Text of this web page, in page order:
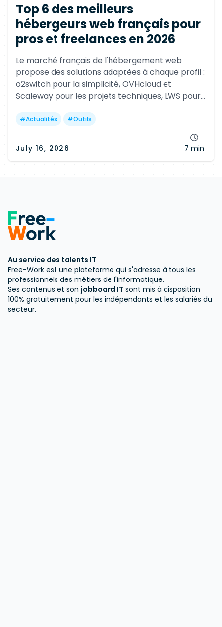
Top 6 des meilleurs
hébergeurs web français pour
pros et freelances en 2026
Le marché français de l'hébergement web
propose des solutions adaptées à chaque profil :
o2switch pour la simplicité, OVHcloud et
Scaleway pour les projets techniques, LWS pour
alwaysdata pour les développeurs.
#Actualités #Outils
July 16, 2026 7 min
Au service des talents IT
Free-Work est une plateforme qui s'adresse à tous les
professionnels des métiers de l'informatique.
Ses contenus et son jobboard IT sont mis à disposition
100% gratuitement pour les indépendants et les salariés du
secteur.